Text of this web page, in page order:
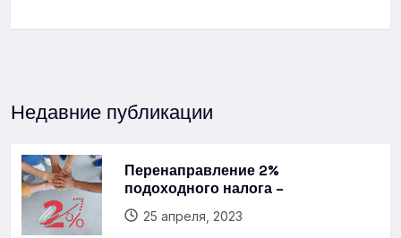
Недавние публикации
Перенаправление 2%
подоходного налога –
25 апреля, 2023